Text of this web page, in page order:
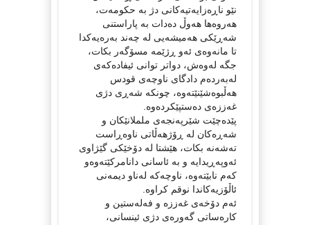
نێو ناڕەزایەتیەکانی دژ بە حکومەت،
هەروەها هەوڵ دەدات بە پاراستنی
شەڕێکی هەمیشەیی لە چەند بەرەیەکدا
تا مانەوەی ئەو ڕژێمە مسۆگەر بکات،
جگە لەوەش، دواتر توانی ئیفادەکەی
لەبەردەم دادگای ناوچەی قودس
هەڵبوەشێنێتەوە، چونکە شەڕی دژی
غەززەی دەستپێکردەوە.
پێدەچێت شێرپەنجەی ململانێکان و
شەڕەکان لە ڕۆژهەڵاتی ناوەڕاست
تەشەنە بکات، هێشتا لە دۆخێکی گێژاوی
ئەوپەڕیدایە و بە ئاسانی دانامرکێتەوەو
کەم نابێتەوە، ناوچەکە لەناو دیمەنی
ئاڵۆزیەکاندا نوقم کراوە.
ئەم دۆخەی غەززە و فەلەستین و
کارەساتی گەورەی دژی ئینسانی،